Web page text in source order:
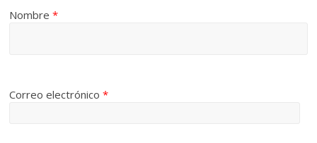
Nombre*
Correo electrónico*